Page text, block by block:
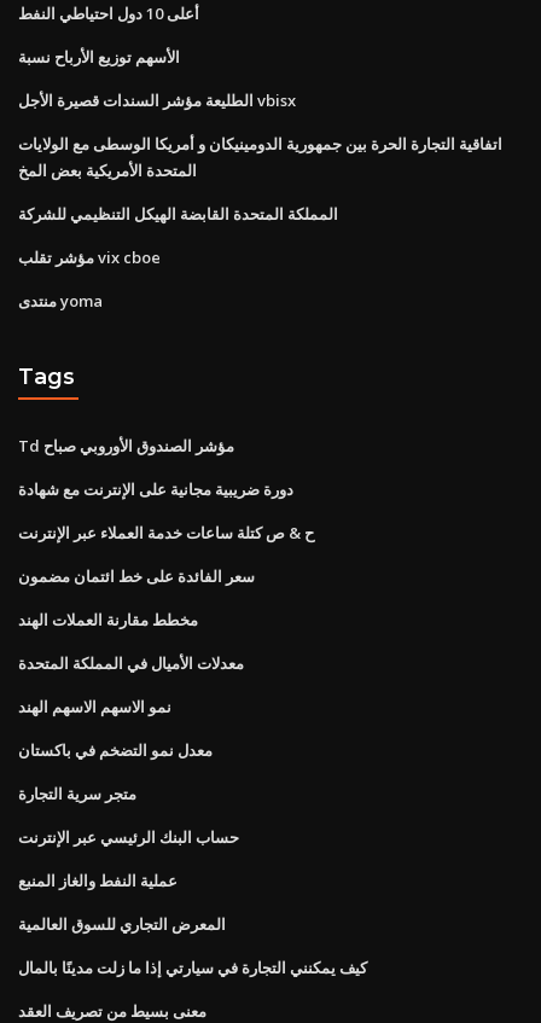
أعلى 10 دول احتياطي النفط
الأسهم توزيع الأرباح نسبة
الطليعة مؤشر السندات قصيرة الأجل vbisx
اتفاقية التجارة الحرة بين جمهورية الدومينيكان و أمريكا الوسطى مع الولايات
المتحدة الأمريكية بعض المخ
المملكة المتحدة القابضة الهيكل التنظيمي للشركة
مؤشر تقلب vix cboe
منتدى yoma
Tags
Td مؤشر الصندوق الأوروبي صباح
دورة ضريبية مجانية على الإنترنت مع شهادة
ح & ص كتلة ساعات خدمة العملاء عبر الإنترنت
سعر الفائدة على خط ائتمان مضمون
مخطط مقارنة العملات الهند
معدلات الأميال في المملكة المتحدة
نمو الاسهم الاسهم الهند
معدل نمو التضخم في باكستان
متجر سرية التجارة
حساب البنك الرئيسي عبر الإنترنت
عملية النفط والغاز المنبع
المعرض التجاري للسوق العالمية
كيف يمكنني التجارة في سيارتي إذا ما زلت مدينًا بالمال
معنى بسيط من تصريف العقد